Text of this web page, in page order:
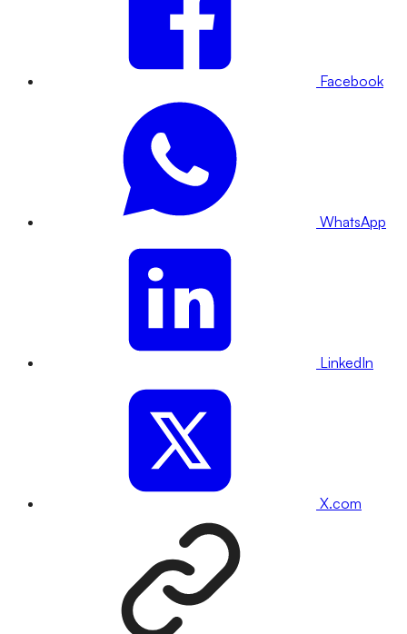
Facebook
WhatsApp
LinkedIn
X.com